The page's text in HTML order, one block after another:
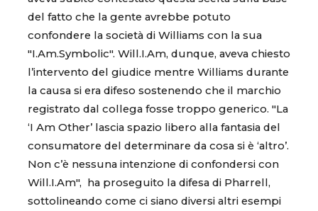
del fatto che la gente avrebbe potuto
confondere la società di Williams con la sua
"I.Am.Symbolic". Will.I.Am, dunque, aveva chiesto
l’intervento del giudice mentre Williams durante
la causa si era difeso sostenendo che il marchio
registrato dal collega fosse troppo generico. "La
‘I Am Other’ lascia spazio libero alla fantasia del
consumatore del determinare da cosa si è ‘altro’.
Non c’è nessuna intenzione di confondersi con
Will.I.Am", ha proseguito la difesa di Pharrell,
sottolineando come ci siano diversi altri esempi